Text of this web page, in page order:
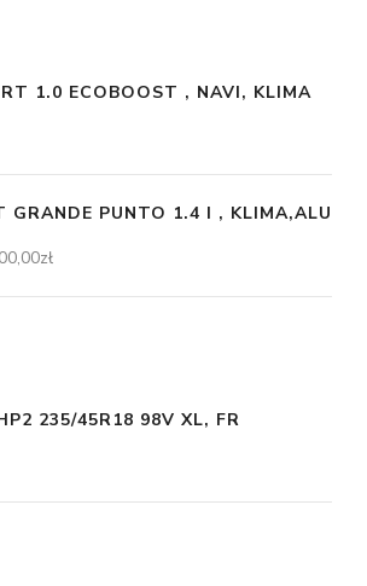
1.0 ECOBOOST , NAVI, KLIMA
GRANDE PUNTO 1.4 I , KLIMA,ALU
zł
235/45R18 98V XL, FR